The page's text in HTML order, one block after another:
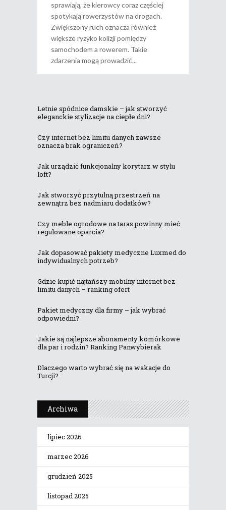
sprawiają, że kierowcy coraz częściej
spotykają rowerzystów na drogach.
Zwiększony ruch oznacza również
większe ryzyko kolizji pomiędzy
samochodem a rowerem. Takie
zdarzenia mogą prowadzić
Letnie spódnice damskie – jak stworzyć
eleganckie stylizacje na ciepłe dni?
Czy internet bez limitu danych zawsze
oznacza brak ograniczeń?
Jak urządzić funkcjonalny korytarz w stylu
loft?
Jak stworzyć przytulną przestrzeń na
zewnątrz bez nadmiaru dodatków?
Czy meble ogrodowe na taras powinny mieć
regulowane oparcia?
Jak dopasować pakiety medyczne Luxmed do
indywidualnych potrzeb?
Gdzie kupić najtańszy mobilny internet bez
limitu danych – ranking ofert
Pakiet medyczny dla firmy – jak wybrać
odpowiedni?
Jakie są najlepsze abonamenty komórkowe
dla par i rodzin? Ranking Panwybierak
Dlaczego warto wybrać się na wakacje do
Turcji?
Archiwa
lipiec 2026
marzec 2026
grudzień 2025
listopad 2025